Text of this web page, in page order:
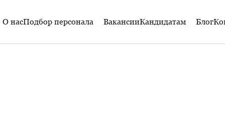
О насПодбор персонала ВакансииКандидатам Блог